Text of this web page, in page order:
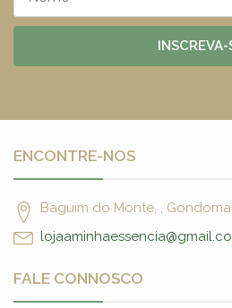
INSCREVA-
ENCONTRE-NOS
Baguim do Monte, ,
FALE CONNOSCO